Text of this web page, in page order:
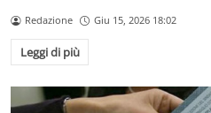
Redazione Giu 15, 2026 18:02
Leggi di più